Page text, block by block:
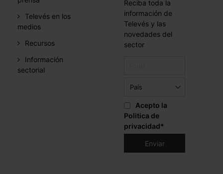
Televés en los
medios
Recursos
Información
sectorial
Reciba toda la
información de
Televés y las
novedades del
sector
Acepto la
Politica de
privacidad*